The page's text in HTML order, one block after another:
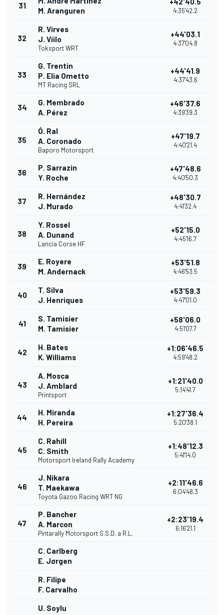
31
M. Aranguren
4:35'42.2
32
R. Virves
J. Viilo
Toksport WRT
+44'03.1
4:37'04.8
33
G. Trentin
P. Elia Ometto
MT Racing SRL
+44'41.9
4:37'43.6
34
G. Membrado
A. Pérez
+46'37.6
4:39'39.3
35
Ó. Ral
A. Coronado
Baporo Motorsport
+47'19.7
4:40'21.4
36
P. Sarrazin
Y. Roche
+47'48.6
4:40'50.3
37
R. Hernández
J. Murado
+48'30.7
4:41'32.4
38
Y. Rossel
A. Dunand
Lancia Corse HF
+52'15.0
4:45'16.7
39
E. Royere
M. Andernack
+53'51.8
4:46'53.5
40
T. Silva
J. Henriques
+53'59.3
4:47'01.0
41
S. Tamisier
M. Tamisier
+58'06.0
4:51'07.7
42
H. Bates
K. Williams
+1:06'46.5
4:59'48.2
43
A. Mosca
J. Amblard
Printsport
+1:21'40.0
5:14'41.7
44
H. Miranda
H. Pereira
+1:27'36.4
5:20'38.1
45
C. Rahill
C. Smith
Motorsport Ireland Rally Academy
+1:48'12.3
5:41'14.0
46
J. Nikara
T. Maekawa
Toyota Gazoo Racing WRT NG
+2:11'46.6
6:04'48.3
47
P. Bancher
A. Marcon
Pintarally Motorsport S.S.D. a R.L.
+2:23'19.4
6:16'21.1
C. Carlberg
E. Jørgen
R. Filipe
F. Carvalho
U. Soylu